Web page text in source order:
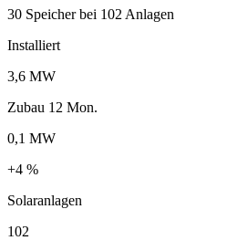
30 Speicher bei 102 Anlagen
Installiert
3,6 MW
Zubau 12 Mon.
0,1 MW
+4 %
Solaranlagen
102